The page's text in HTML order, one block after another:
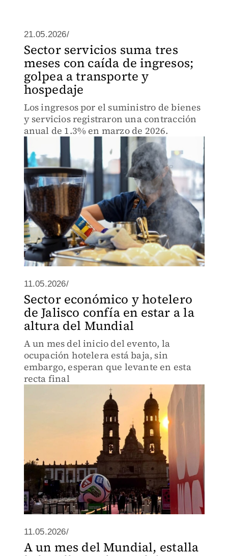
21.05.2026/
Sector servicios suma tres
meses con caída de ingresos;
golpea a transporte y
hospedaje
Los ingresos por el suministro de bienes
y servicios registraron una contracción
anual de 1.3% en marzo de 2026.
11.05.2026/
Sector económico y hotelero
de Jalisco confía en estar a la
altura del Mundial
A un mes del inicio del evento, la
ocupación hotelera está baja, sin
embargo, esperan que levante en esta
recta final
11.05.2026/
A un mes del Mundial, estalla